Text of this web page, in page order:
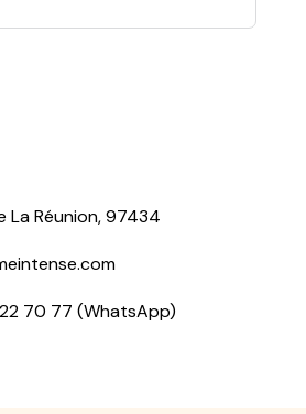
La Réunion, 97434
70 77 (WhatsApp)